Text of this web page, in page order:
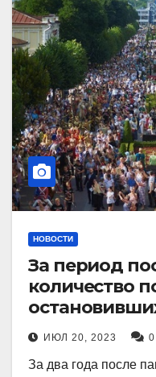
НОВОСТИ
За период
количество
Кисловодска,
ИЮЛ 20, 2023
За два года после